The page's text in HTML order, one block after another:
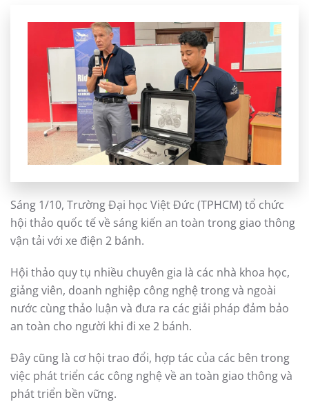
Sáng 1/10, Trường Đại học Việt Đức (TPHCM) tổ chức
hội thảo quốc tế về sáng kiến an toàn trong giao thông
vận tải với xe điện 2 bánh.
Hội thảo quy tụ nhiều chuyên gia là các nhà khoa học,
giảng viên, doanh nghiệp công nghệ trong và ngoài
nước cùng thảo luận và đưa ra các giải pháp đảm bảo
an toàn cho người khi đi xe 2 bánh.
Đây cũng là cơ hội trao đổi, hợp tác của các bên trong
việc phát triển các công nghệ về an toàn giao thông và
phát triển bền vững.